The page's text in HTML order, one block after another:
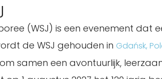
(WSJ) is een evenement
de WSJ gehouden in Gdańsk,
samen een avontuurlijk,